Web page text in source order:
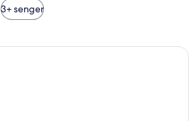
3+ senger
Sengetøy av topp kvalitet, minibar